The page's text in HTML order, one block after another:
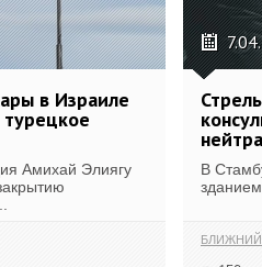
в Израиле
Амихай Элиягу
В